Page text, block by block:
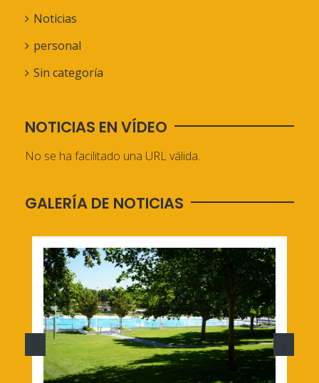
Noticias
personal
Sin categoría
NOTICIAS EN VÍDEO
No se ha facilitado una URL válida.
GALERÍA DE NOTICIAS